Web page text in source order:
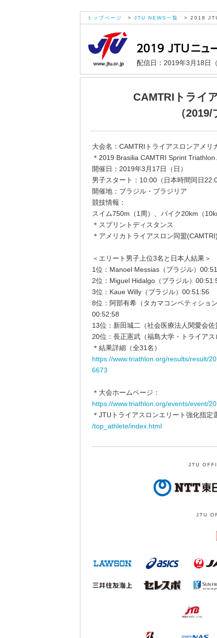
トップページ > JTU NEWS一覧 > 2018
配信日：2019年3月18日
CAMTRIトライ
（
大会名：CAMTRIトライアスロンアメ
＊2019 Brasilia CAMTRI Sprint
開催日：2019年3月17日（日）
男子スタート：10:00（日本時間同日
開催地：ブラジル・ブラジリア
競技情報：
スイム750m（1周）、バイク20km（
＊スプリントディスタンス
＊アメリカトライアスロン同盟
＜エリート男子上位3名と日本人結果＞
1位：Manoel Messias（ブラジル）
2位：Miguel Hidalgo（ブラジル）
3位：Kaue Willy（ブラジル）00:51:56
8位：阿部有希（タカマコンペティショ
00:52:58
13位：新田城二（社会医療法人関愛会
20位：長正憲武（福島大学・トライア
＊結果詳細（全31名）
https://www.triathlon.org/results/result/
6673
＊大会ホームページ：
https://www.triathlon.org/events/event/
＊JTUトライアスロンエリート強化指定
/top_athlete/index.html
JTU
JTU